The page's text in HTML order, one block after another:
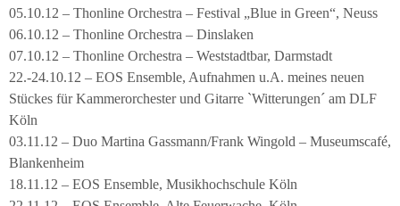
05.10.12 – Thonline Orchestra – Festival „Blue in Green“, Neuss
06.10.12 – Thonline Orchestra – Dinslaken
07.10.12 – Thonline Orchestra – Weststadtbar, Darmstadt
22.-24.10.12 – EOS Ensemble, Aufnahmen u.A. meines neuen
Stückes für Kammerorchester und Gitarre `Witterungen´ am DLF
Köln
03.11.12 – Duo Martina Gassmann/Frank Wingold – Museumscafé,
Blankenheim
18.11.12 – EOS Ensemble, Musikhochschule Köln